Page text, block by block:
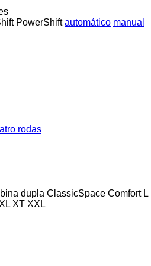
PowerShift automático manual
rodas
dupla ClassicSpace Comfort L
XL XT XXL